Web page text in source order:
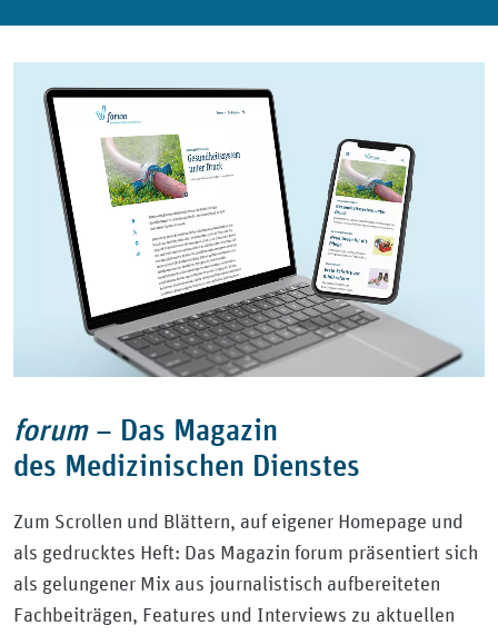
forum – Das Magazin
des Medizinischen Dienstes
Zum Scrollen und Blättern, auf eigener Homepage und
als gedrucktes Heft: Das Magazin forum präsentiert sich
als gelungener Mix aus journalistisch aufbereiteten
Fachbeiträgen, Features und Interviews zu aktuellen